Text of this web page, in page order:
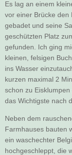
Es lag an einem
vor einer Brücke den
gebadet und seine
geschützten Platz
gefunden. Ich ging
kleinen, felsigen
ins Wasser
kurzen maximal 2
schon zu
das Wichtigste nach
Neben dem
Farmhauses bauten
ein waschechter
hochgeschleppt, die